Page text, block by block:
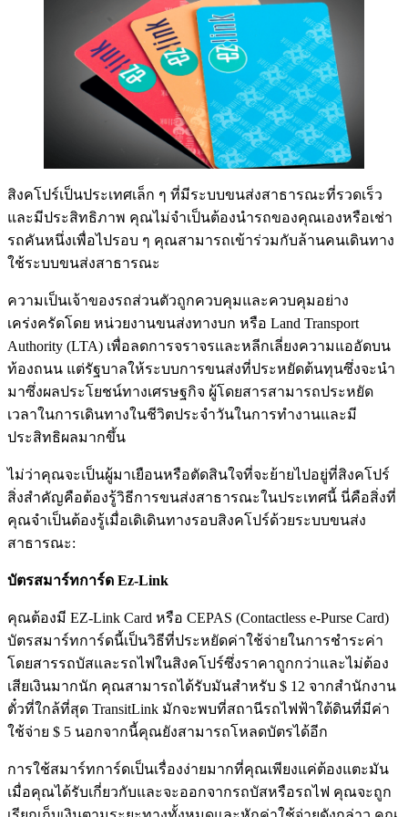
สิงคโปร์เป็นประเทศเล็ก ๆ ที่มีระบบขนส่งสาธารณะที่รวดเร็ว
และมีประสิทธิภาพ คุณไม่จำเป็นต้องนำรถของคุณเองหรือเช่า
รถคันหนึ่งเพื่อไปรอบ ๆ คุณสามารถเข้าร่วมกับล้านคนเดินทาง
ใช้ระบบขนส่งสาธารณะ
ความเป็นเจ้าของรถส่วนตัวถูกควบคุมและควบคุมอย่าง
เคร่งครัดโดย หน่วยงานขนส่งทางบก หรือ Land Transport
Authority (LTA) เพื่อลดการจราจรและหลีกเลี่ยงความแออัดบน
ท้องถนน แต่รัฐบาลให้ระบบการขนส่งที่ประหยัดต้นทุนซึ่งจะนำ
มาซึ่งผลประโยชน์ทางเศรษฐกิจ ผู้โดยสารสามารถประหยัด
เวลาในการเดินทางในชีวิตประจำวันในการทำงานและมี
ประสิทธิผลมากขึ้น
ไม่ว่าคุณจะเป็นผู้มาเยือนหรือตัดสินใจที่จะย้ายไปอยู่ที่สิงคโปร์
สิ่งสำคัญคือต้องรู้วิธีการขนส่งสาธารณะในประเทศนี้ นี่คือสิ่งที่
คุณจำเป็นต้องรู้เมื่อเดิเดินทางรอบสิงคโปร์ด้วยระบบขนส่ง
สาธารณะ:
บัตรสมาร์ทการ์ด Ez-Link
คุณต้องมี EZ-Link Card หรือ CEPAS (Contactless e-Purse Card)
บัตรสมาร์ทการ์ดนี้เป็นวิธีที่ประหยัดค่าใช้จ่ายในการชำระค่า
โดยสารรถบัสและรถไฟในสิงคโปร์ซึ่งราคาถูกกว่าและไม่ต้อง
เสียเงินมากนัก คุณสามารถได้รับมันสำหรับ $ 12 จากสำนักงาน
ตั๋วที่ใกล้ที่สุด TransitLink มักจะพบที่สถานีรถไฟฟ้าใต้ดินที่มีค่า
ใช้จ่าย $ 5 นอกจากนี้คุณยังสามารถโหลดบัตรได้อีก
การใช้สมาร์ทการ์ดเป็นเรื่องง่ายมากที่คุณเพียงแค่ต้องแตะมัน
เมื่อคุณได้รับเกี่ยวกับและจะออกจากรถบัสหรือรถไฟ คุณจะถูก